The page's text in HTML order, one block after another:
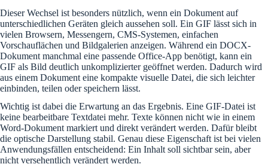
Dieser Wechsel ist besonders nützlich, wenn ein Dokument auf
unterschiedlichen Geräten gleich aussehen soll. Ein GIF lässt sich in
vielen Browsern, Messengern, CMS-Systemen, einfachen
Vorschauflächen und Bildgalerien anzeigen. Während ein DOCX-
Dokument manchmal eine passende Office-App benötigt, kann ein
GIF als Bild deutlich unkomplizierter geöffnet werden. Dadurch wird
aus einem Dokument eine kompakte visuelle Datei, die sich leichter
einbinden, teilen oder speichern lässt.
Wichtig ist dabei die Erwartung an das Ergebnis. Eine GIF-Datei ist
keine bearbeitbare Textdatei mehr. Texte können nicht wie in einem
Word-Dokument markiert und direkt verändert werden. Dafür bleibt
die optische Darstellung stabil. Genau diese Eigenschaft ist bei vielen
Anwendungsfällen entscheidend: Ein Inhalt soll sichtbar sein, aber
nicht versehentlich verändert werden.